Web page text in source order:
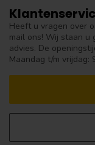
Heeft u vragen over
mail ons! Wij staan u
advies. De
Maandag t/m vrijdag: